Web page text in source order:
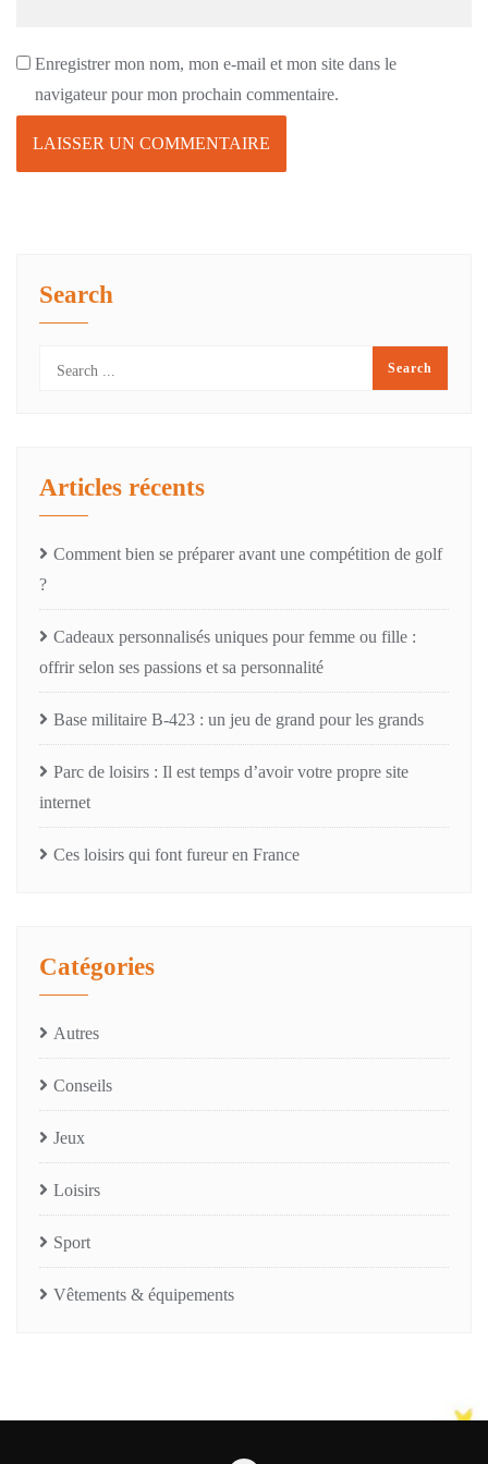
Enregistrer mon nom, mon e-mail et mon site dans le
navigateur pour mon prochain commentaire.
Search
Articles récents
Comment bien se préparer avant une compétition de golf
?
Cadeaux personnalisés uniques pour femme ou fille :
offrir selon ses passions et sa personnalité
Base militaire B-423 : un jeu de grand pour les grands
Parc de loisirs : Il est temps d’avoir votre propre site
internet
Ces loisirs qui font fureur en France
Catégories
Autres
Conseils
Jeux
Loisirs
Sport
Vêtements & équipements